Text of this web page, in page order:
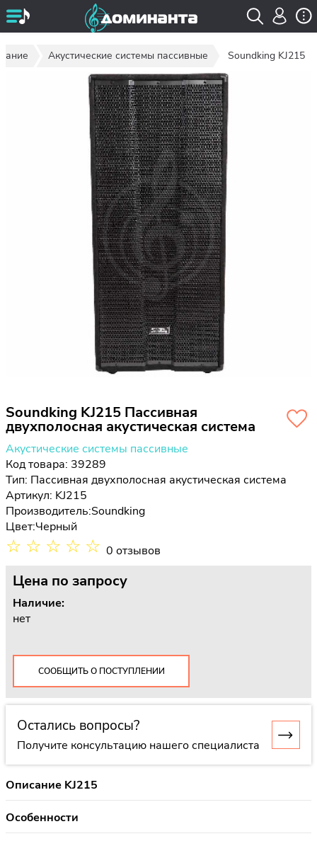
Акустические системы пассивные Soundking KJ215
Soundking KJ215 Пассивная
двухполосная акустическая система
Акустические системы пассивные
Код товара: 39289
Тип: Пассивная двухполосная акустическая система
Артикул: KJ215
Производитель:Soundking
Цвет:Черный
☆ ☆ ☆ ☆ ☆ 0 отзывов
Цена по запросу
Наличие:
нет
СООБЩИТЬ О ПОСТУПЛЕНИИ
Остались вопросы?
Получите консультацию нашего специалиста
Описание KJ215
Особенности